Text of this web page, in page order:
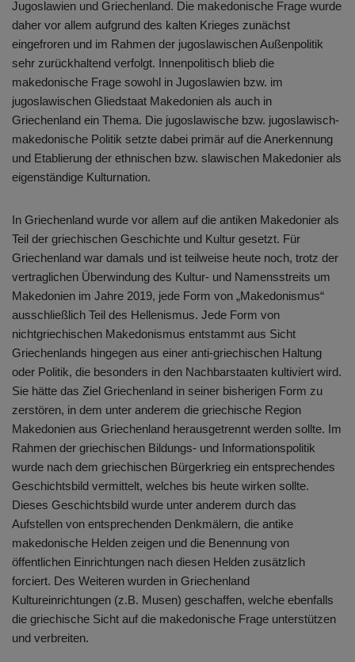
Jugoslawien und Griechenland. Die makedonische Frage wurde
daher vor allem aufgrund des kalten Krieges zunächst
eingefroren und im Rahmen der jugoslawischen Außenpolitik
sehr zurückhaltend verfolgt. Innenpolitisch blieb die
makedonische Frage sowohl in Jugoslawien bzw. im
jugoslawischen Gliedstaat Makedonien als auch in
Griechenland ein Thema. Die jugoslawische bzw. jugoslawisch-
makedonische Politik setzte dabei primär auf die Anerkennung
und Etablierung der ethnischen bzw. slawischen Makedonier als
eigenständige Kulturnation.
In Griechenland wurde vor allem auf die antiken Makedonier als
Teil der griechischen Geschichte und Kultur gesetzt. Für
Griechenland war damals und ist teilweise heute noch, trotz der
vertraglichen Überwindung des Kultur- und Namensstreits um
Makedonien im Jahre 2019, jede Form von „Makedonismus“
ausschließlich Teil des Hellenismus. Jede Form von
nichtgriechischen Makedonismus entstammt aus Sicht
Griechenlands hingegen aus einer anti-griechischen Haltung
oder Politik, die besonders in den Nachbarstaaten kultiviert wird.
Sie hätte das Ziel Griechenland in seiner bisherigen Form zu
zerstören, in dem unter anderem die griechische Region
Makedonien aus Griechenland herausgetrennt werden sollte. Im
Rahmen der griechischen Bildungs- und Informationspolitik
wurde nach dem griechischen Bürgerkrieg ein entsprechendes
Geschichtsbild vermittelt, welches bis heute wirken sollte.
Dieses Geschichtsbild wurde unter anderem durch das
Aufstellen von entsprechenden Denkmälern, die antike
makedonische Helden zeigen und die Benennung von
öffentlichen Einrichtungen nach diesen Helden zusätzlich
forciert. Des Weiteren wurden in Griechenland
Kultureinrichtungen (z.B. Musen) geschaffen, welche ebenfalls
die griechische Sicht auf die makedonische Frage unterstützen
und verbreiten.